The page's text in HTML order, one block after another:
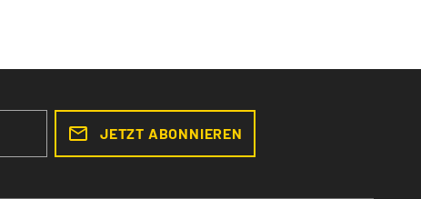
JETZT ABONNIEREN